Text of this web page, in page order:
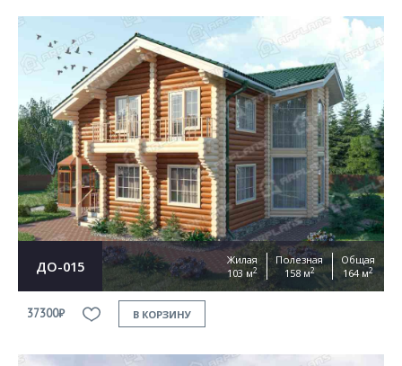
ДО-015
Жилая
103 м2
Полезная
158 м2
Общая
164 м2
37300₽ В КОРЗИНУ